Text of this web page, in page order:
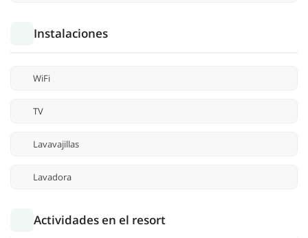
Instalaciones
WiFi
TV
Lavavajillas
Lavadora
Actividades en el resort